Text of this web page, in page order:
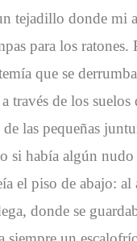
tejadillo donde mi
para los ratones.
que se
través de los suelos
las pequeñas
si había algún nudo
el piso de abajo: al
donde se